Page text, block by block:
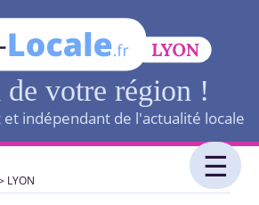
de votre région !
indépendant de l'actualité locale
LYON